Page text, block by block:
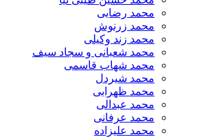
محمد رضایی
محمد زرنوش
محمد زند وکیلی
محمد شعبانی و سجاد سیف
محمد شهاب قاسمی
​محمد شیردل
محمد ظهرابی
محمد عبدالی
محمد عرفانی
محمد علیزاده